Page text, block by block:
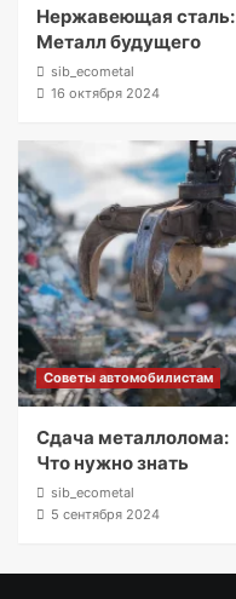
Нержавеющая сталь:
Металл будущего
sib_ecometal
16 октября 2024
Советы автомобилистам
Сдача металлолома:
Что нужно знать
sib_ecometal
5 сентября 2024